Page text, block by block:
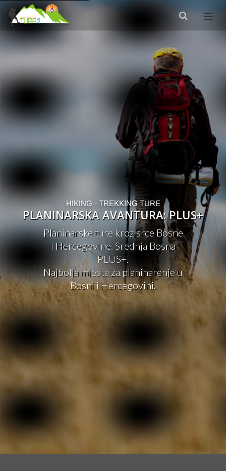
HIKING - TREKKING TURE
PLANINARSKA AVANTURA: PLUS+
Planinarske ture kroz srce Bosne
i Hercegovine. Srednja Bosna
PLUS+.
Najbolja mjesta za planinarenje u
Bosni i Hercegovini.